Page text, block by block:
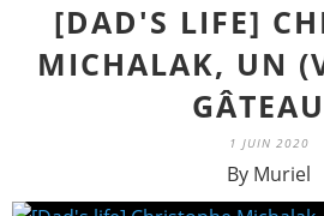
[DAD'S LIFE]
MICHALAK, UN
1 JUIN 2020
By Muriel